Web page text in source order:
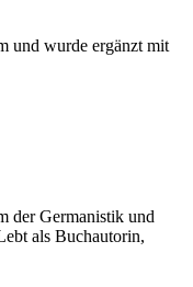
und wurde ergänzt mit
der Germanistik und
als Buchautorin,